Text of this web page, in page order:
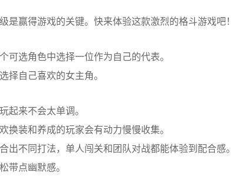
赢得游戏的关键。快来体验这款激烈的格斗游戏吧！
可选角色中选择一位作为自己的代表。
择自己喜欢的女主角‌。
起来不会太单调。
换装和养成的玩家会有动力慢慢收集。
不同打法，单人闯关和团队对战都能体验到配合感。
带点幽默感。